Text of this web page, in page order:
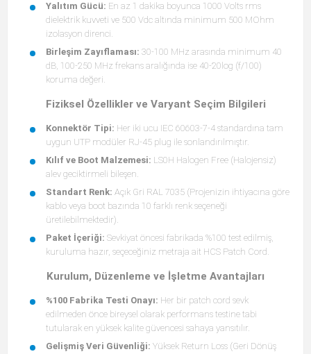
Yalıtım Gücü: En az 1 dakika boyunca 1000 Volts rms
dielektrik kuvveti ve 500 Vdc altında minimum 500 MOhm
izolasyon direnci.
Birleşim Zayıflaması: 30-100 MHz arasında minimum 40
dB, 100-250 MHz frekans aralığında ise 40-20log (f/100)
koruma değeri.
Fiziksel Özellikler ve Varyant Seçim Bilgileri
Konnektör Tipi: Her iki ucu IEC 60603-7-4 standardına tam
uygun UTP modüler RJ-45 plug ile sonlandırılmıştır.
Kılıf ve Boot Malzemesi: LS0H Halogen Free (Halojensiz)
alev geciktirmeli bileşen.
Standart Renk: Açık Gri RAL 7035 (Projenizin ihtiyacına göre
kablo veya boot bazında 10 farklı renk seçeneği
üretilebilmektedir).
Paket İçeriği: Sevkiyat öncesi fabrikada %100 test edilmiş,
kuruluma hazır, seçeceğiniz metraja ait HCS Patch Cord.
Kurulum, Düzenleme ve İşletme Avantajları
%100 Fabrika Testi Onayı: Her bir patch cord sevk
edilmeden önce bireysel olarak performans testine tabi
tutularak en yüksek kalite güvencesi sahaya yansıtılır.
Gelişmiş Veri Güvenliği: Yüksek Return Loss (Geri Dönüş